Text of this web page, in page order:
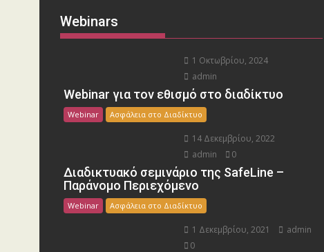
Webinars
1 Οκτωβρίου, 2024
admin
Webinar για τον εθισμό στο διαδίκτυο
Webinar Ασφάλεια στο Διαδίκτυο
14 Δεκεμβρίου, 2022
admin
0
Διαδικτυακό σεμινάριο της SafeLine –
Παράνομο Περιεχόμενο
Webinar Ασφάλεια στο Διαδίκτυο
1 Δεκεμβρίου, 2021
admin
0